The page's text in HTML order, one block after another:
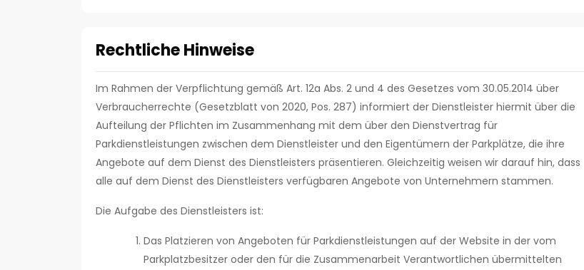
Rechtliche Hinweise
Im Rahmen der Verpflichtung gemäß Art. 12a Abs. 2 und 4 des Gesetzes vom 30.05.2014 über
Verbraucherrechte (Gesetzblatt von 2020, Pos. 287) informiert der Dienstleister hiermit über die
Aufteilung der Pflichten im Zusammenhang mit dem über den Dienstvertrag für
Parkdienstleistungen zwischen dem Dienstleister und den Eigentümern der Parkplätze, die ihre
Angebote auf dem Dienst des Dienstleisters präsentieren. Gleichzeitig weisen wir darauf hin, dass
alle auf dem Dienst des Dienstleisters verfügbaren Angebote von Unternehmern stammen.
Die Aufgabe des Dienstleisters ist:
Das Platzieren von Angeboten für Parkdienstleistungen auf der Website in der vom
Parkplatzbesitzer oder den für die Zusammenarbeit Verantwortlichen übermittelten